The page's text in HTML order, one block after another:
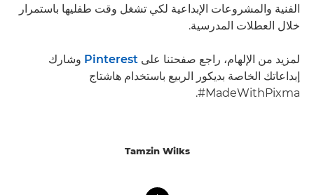
الفنية والمشروعات الإبداعية لكي تشغل وقت طفليها باستمرار
خلال العطلات المدرسية.
لمزيد من الإلهام، راجع صفحتنا على Pinterest وشارك
إبداعاتك الخاصة بديكور الربيع باستخدام هاشتاج
‎#MadeWithPixma.
Tamzin Wilks